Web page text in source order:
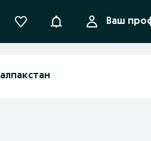
УведомленияВаш